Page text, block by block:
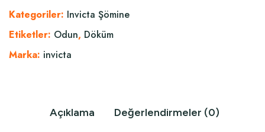
Kategoriler: Invicta Şömine
Etiketler: Odun, Döküm
Marka: invicta
Açıklama Değerlendirmeler (0)